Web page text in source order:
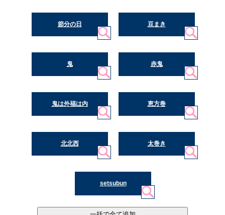
節分の日 豆まき
鬼 赤鬼
鬼は外福は内 恵方巻
北北西 太巻き
setsubun